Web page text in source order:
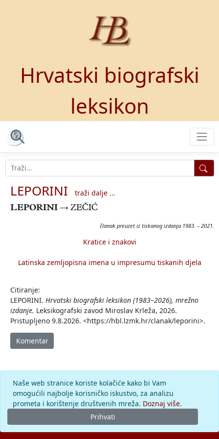
Hrvatski biografski
leksikon
LEPORINI
traži dalje ...
LEPORINI → ZEČIĆ
članak preuzet iz tiskanog izdanja 1983. – 2021.
Kratice i znakovi
Latinska zemljopisna imena u impresumu tiskanih djela
Citiranje:
LEPORINI. Hrvatski biografski leksikon (1983–2026), mrežno
izdanje. Leksikografski zavod Miroslav Krleža, 2026.
Pristupljeno 9.8.2026. <https://hbl.lzmk.hr/clanak/leporini>.
Komentar
Naše web stranice koriste kolačiće kako bi Vam
omogućili najbolje korisničko iskustvo, za analizu
prometa i korištenje društvenih mreža. Doznaj više.
Prihvati
© 2026.Leksikografski zavodMiroslav Krleža